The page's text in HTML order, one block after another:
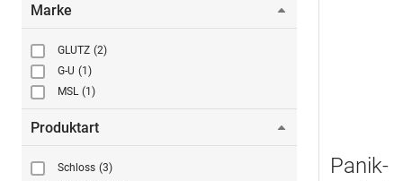
Marke
GLUTZ (2)
G-U (1)
MSL (1)
Produktart
Schloss (3)
Panik-